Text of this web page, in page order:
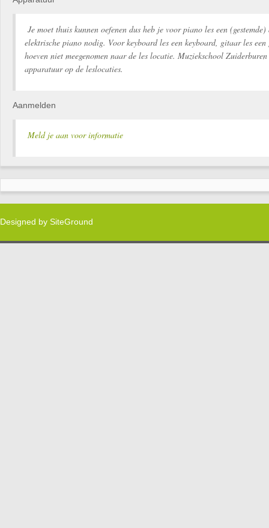
Je moet thuis kunnen oefenen dus heb je voor piano les een (gestemde)
elektrische piano nodig. Voor keyboard les een keyboard, gitaar les
hoeven niet meegenomen naar de les locatie. Muziekschool
apparatuur op de leslocaties.
Aanmelden
Meld je aan voor informatie
Designed by SiteGround